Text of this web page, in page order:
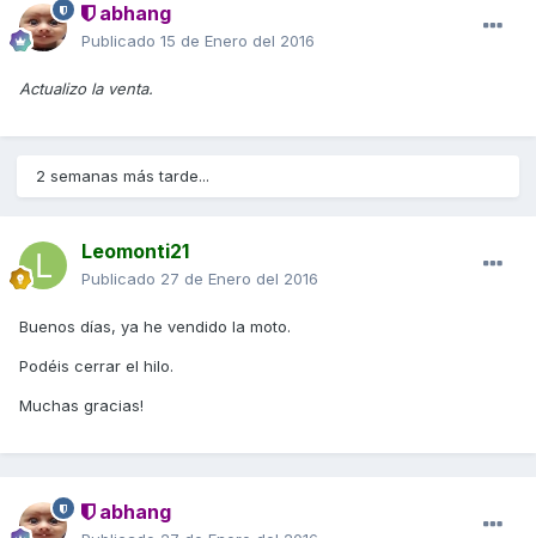
abhang
Publicado 15 de Enero del 2016
Actualizo la venta.
2 semanas más tarde...
Leomonti21
Publicado 27 de Enero del 2016
Buenos días, ya he vendido la moto.
Podéis cerrar el hilo.
Muchas gracias!
abhang